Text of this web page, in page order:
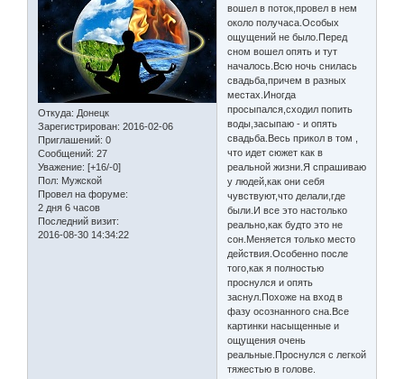
Откуда: Донецк
Зарегистрирован: 2016-02-06
Приглашений: 0
Сообщений: 27
Уважение: [+16/-0]
Пол: Мужской
Провел на форуме:
2 дня 6 часов
Последний визит:
2016-08-30 14:34:22
вошел в поток,провел в нем
около получаса.Особых
ощущений не было.Перед
сном вошел опять и тут
началось.Всю ночь снилась
свадьба,причем в разных
местах.Иногда
просыпался,сходил попить
воды,засыпаю - и опять
свадьба.Весь прикол в том ,
что идет сюжет как в
реальной жизни.Я спрашиваю
у людей,как они себя
чувствуют,что делали,где
были.И все это настолько
реально,как будто это не
сон.Меняется только место
действия.Особенно после
того,как я полностью
проснулся и опять
заснул.Похоже на вход в
фазу осознанного сна.Все
картинки насыщенные и
ощущения очень
реальные.Проснулся с легкой
тяжестью в голове.